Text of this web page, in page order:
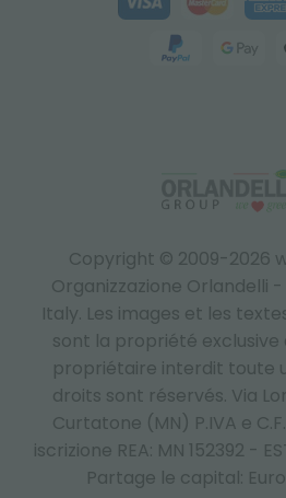
Copyright © 2009-2026
Organizzazione Orlandelli
Italy. Les images et les
sont la propriété exclusive
propriétaire interdit toute
droits sont réservés. Via
Curtatone (MN) P.IVA e
iscrizione REA: MN 152392 -
Partage le capital: Euro